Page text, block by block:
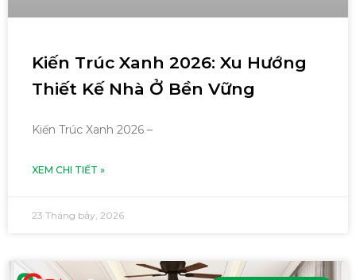
Kiến Trúc Xanh 2026: Xu Hướng
Thiết Kế Nhà Ở Bền Vững
Kiến Trúc Xanh 2026 –
XEM CHI TIẾT »
23 Tháng bảy, 2026